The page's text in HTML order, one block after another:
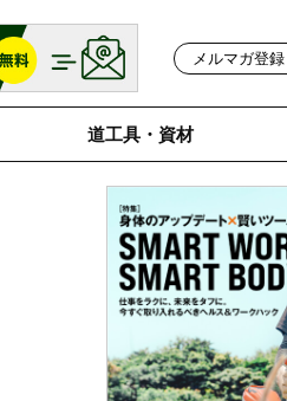
メルマガ登録
道工具・資材